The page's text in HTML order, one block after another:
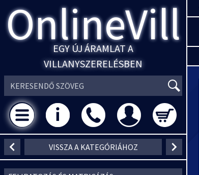
OnlineVill
EGY ÚJ ÁRAMLAT A
VILLANYSZERELÉSBEN
VISSZA A KATEGÓRIÁHOZ